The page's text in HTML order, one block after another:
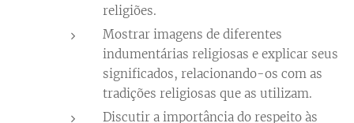
religiões.
Mostrar imagens de diferentes
indumentárias religiosas e explicar seus
significados, relacionando-os com as
tradições religiosas que as utilizam.
Discutir a importância do respeito às